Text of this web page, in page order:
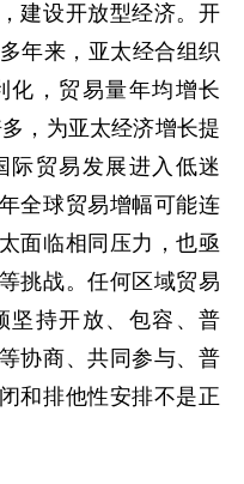
设开放型经济。开
年来，亚太经合组织
化，贸易量年均增长
，为亚太经济增长提
际贸易发展进入低迷
全球贸易增幅可能连
面临相同压力，也亟
挑战。任何区域贸易
坚持开放、包容、普
协商、共同参与、普
和排他性安排不是正